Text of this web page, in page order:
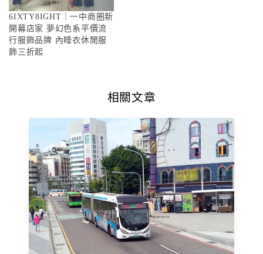
6IXTY8IGHT｜一中商圈新
開幕店家 夢幻色系平價流
行服飾品牌 內睡衣休閒服
飾三折起
相關文章